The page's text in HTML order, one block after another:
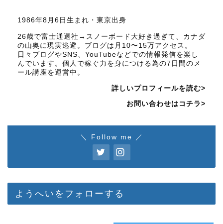
1986年8月6日生まれ・東京出身
26歳で富士通退社→スノーボード大好き過ぎて、カナダ
の山奥に現実逃避。ブログは月10〜15万アクセス。
日々ブログやSNS、YouTubeなどでの情報発信を楽し
んでいます。個人で稼ぐ力を身につける為の7日間のメ
ール講座を運営中。
詳しいプロフィールを読む>
お問い合わせはコチラ>
＼ Follow me ／
ようへいをフォローする